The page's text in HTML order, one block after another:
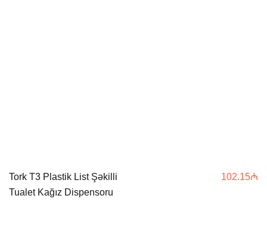
Tork T3 Plastik List Şəkilli
Tualet Kağız Dispensoru
102.15₼